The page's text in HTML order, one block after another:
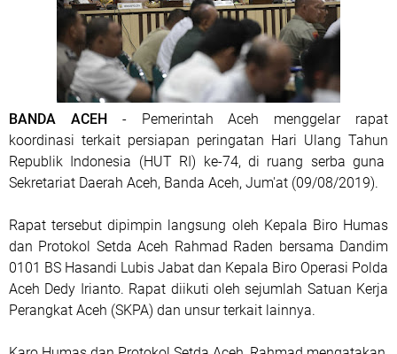
BANDA ACEH- Pemerintah Aceh menggelar rapat
koordinasi terkait persiapan peringatan Hari Ulang Tahun
Republik Indonesia (HUT RI) ke-74, di ruang serba guna
Sekretariat Daerah Aceh, Banda Aceh, Jum'at (09/08/2019).
Rapat tersebut dipimpin langsung oleh Kepala Biro Humas
dan Protokol Setda Aceh Rahmad Raden bersama Dandim
0101 BS Hasandi Lubis Jabat dan Kepala Biro Operasi Polda
Aceh Dedy Irianto. Rapat diikuti oleh sejumlah Satuan Kerja
Perangkat Aceh (SKPA) dan unsur terkait lainnya.